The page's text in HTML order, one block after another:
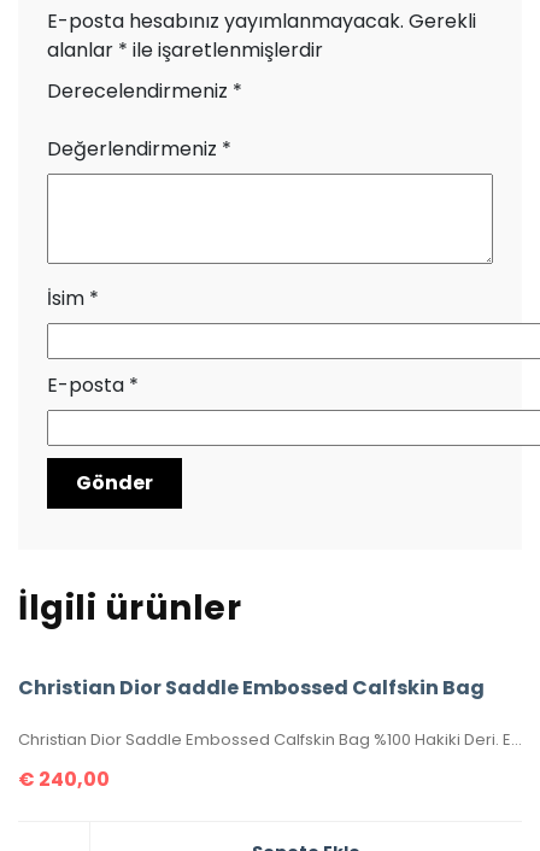
E-posta hesabınız yayımlanmayacak. Gerekli
alanlar * ile işaretlenmişlerdir
Derecelendirmeniz *
Değerlendirmeniz *
İsim *
E-posta *
İlgili ürünler
Christian Dior Saddle Embossed Calfskin Bag
Christian Dior Saddle Embossed Calfskin Bag %100 Hakiki Deri. Elde, kolda veya omuzda taşımaya uygundur. Yüksek kalite, işçilikli, tamamen birebir üründür.Seri numaralıdır.Ebatı 25x20x6 cm dir. Kutulu, toz torbalı, sertifikalıdır.
€ 240,00